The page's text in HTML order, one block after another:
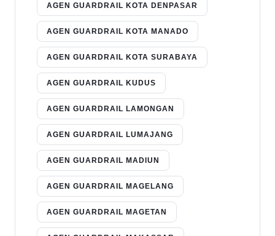
AGEN GUARDRAIL KOTA DENPASAR
AGEN GUARDRAIL KOTA MANADO
AGEN GUARDRAIL KOTA SURABAYA
AGEN GUARDRAIL KUDUS
AGEN GUARDRAIL LAMONGAN
AGEN GUARDRAIL LUMAJANG
AGEN GUARDRAIL MADIUN
AGEN GUARDRAIL MAGELANG
AGEN GUARDRAIL MAGETAN